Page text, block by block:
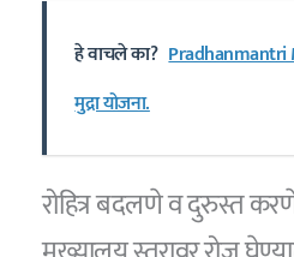
हे वाचले का? Pradhanmantri
मुद्रा योजना.
रोहित्र बदलणे व दुरुस्त